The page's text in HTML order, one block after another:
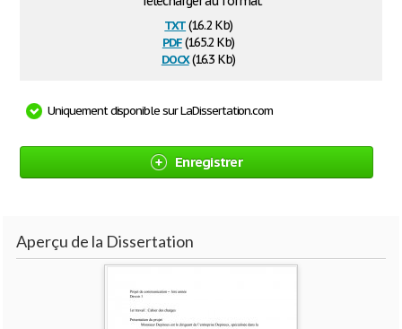
txt(16.2 Kb)
pdf(165.2 Kb)
docx(16.3 Kb)
Uniquement disponible sur LaDissertation.com
Enregistrer
Aperçu de la Dissertation